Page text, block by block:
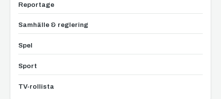
Reportage
Samhälle & reglering
Spel
Sport
TV-rollista